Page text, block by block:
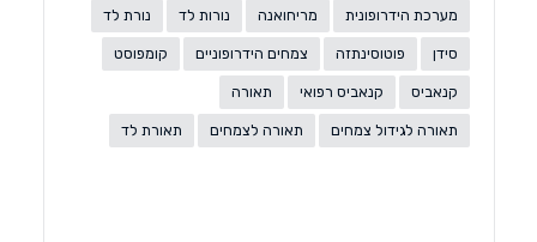
מערכת הידרופונית מריחואנה נורות לד נורת לד
סידן פוטוסינתזה צמחים הידרופוניים קומפוסט
קנאביס קנאביס רפואי תאורה
תאורה לגידול צמחים תאורה לצמחים תאורת לד